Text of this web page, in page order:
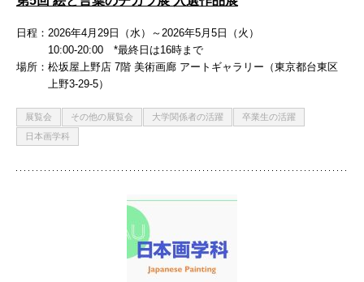
日程
2026年4月29日（水）～2026年5月5日（火）
10:00-20:00 *最終日は16時まで
場所
松坂屋上野店 7階 美術画廊 アートギャラリー（東京都台東区
上野3-29-5）
展覧会 その他の展覧会 大学関係者の活躍
卒業生の活躍
日本画学科